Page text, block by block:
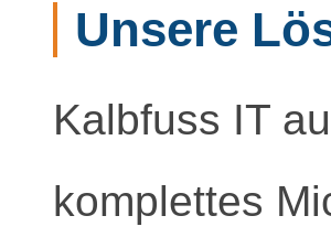
Unsere
Kalbfuss IT
komplettes